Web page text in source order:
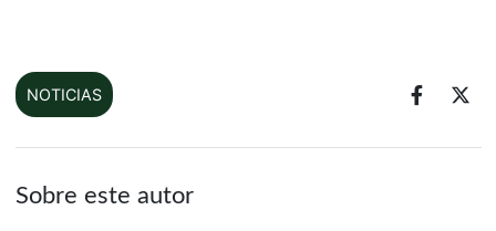
NOTICIAS
Sobre este autor